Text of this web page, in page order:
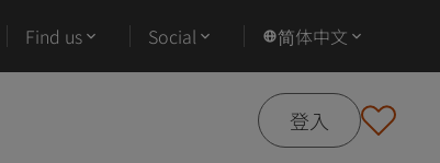
Find us Social 简体中文
登入